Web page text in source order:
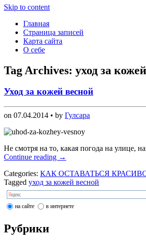
Skip to content
Главная
Страница записей
Карта сайта
О себе
Tag Archives: уход за
Уход за кожей весной
on 07.04.2014 • by Гулсара
Не смотря на то, какая погода на улице,
Continue reading →
Categories: КАК ОСТАВАТЬСЯ
Tagged уход за кожей весной
на сайте в интернете
Рубрики